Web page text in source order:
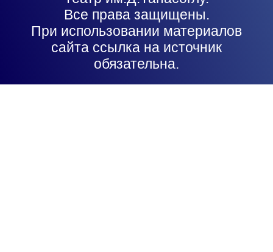
Все права защищены.
При использовании материалов
сайта ссылка на источник
обязательна.